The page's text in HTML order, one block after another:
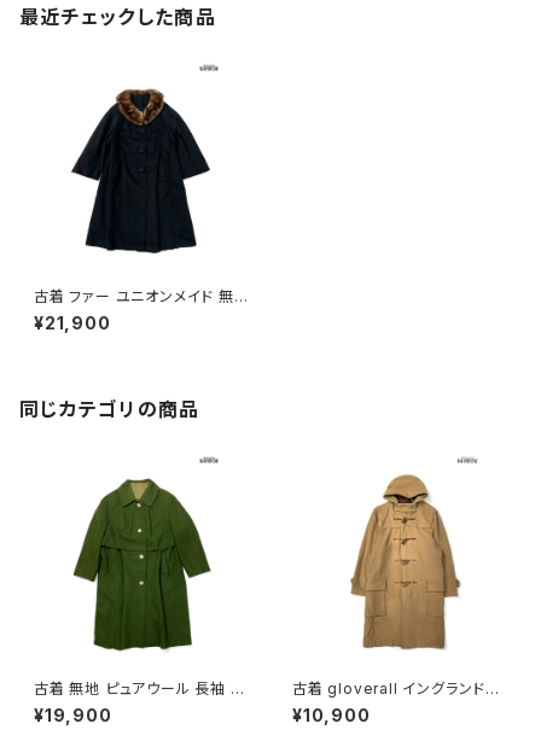
最近チェックした商品
古着 ファー ユニオンメイド 無
地 ウール 長袖 アウター ヘビー
コート 黒 (ttu2511008)
¥21,900
同じカテゴリの商品
古着 無地 ピュアウール 長袖 ア
ウター ヘビーコート モスグリー
ン (ttu2510252)
¥19,900
古着 gloverall イングランド製
前開き 無地 ウール 長袖 アウタ
ー ダッフルコート ヘビーコート
¥10,900